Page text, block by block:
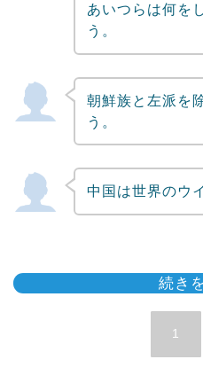
あいつらは何を
う。
朝鮮族と左派を
う。
中国は世界のウ
続き
1